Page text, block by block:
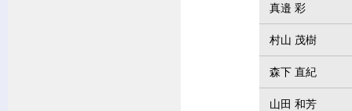
真邉 彩
村山 茂樹
森下 直紀
山田 和芳